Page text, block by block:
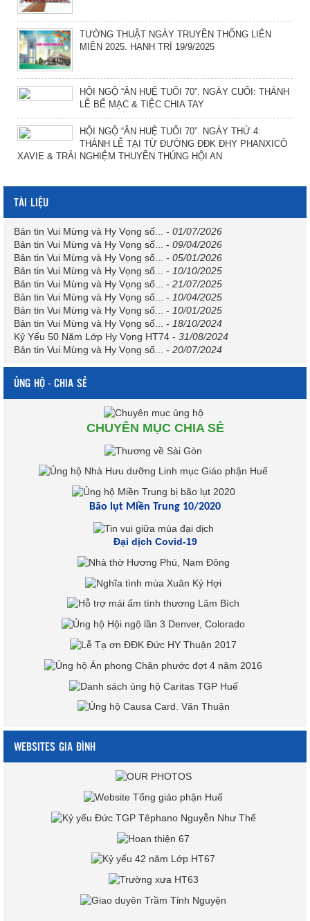
TƯỜNG THUẬT NGÀY TRUYỀN THỐNG LIÊN
MIỀN 2025. HẠNH TRÍ 19/9/2025
HỘI NGỘ “ÂN HUỆ TUỔI 70”. NGÀY CUỐI: THÁNH
LỄ BẾ MẠC & TIỆC CHIA TAY
HỘI NGỘ “ÂN HUỆ TUỔI 70”. NGÀY THỨ 4:
THÁNH LỄ TẠI TỪ ĐƯỜNG ĐĐK ĐHY PHANXICÔ
XAVIE & TRẢI NGHIỆM THUYỀN THÚNG HỘI AN
TÀI LIỆU
Bản tin Vui Mừng và Hy Vọng số... - 01/07/2026
Bản tin Vui Mừng và Hy Vọng số...
- 09/04/2026
Bản tin Vui Mừng và Hy Vọng số...
- 05/01/2026
Bản tin Vui Mừng và Hy Vọng số...
- 10/10/2025
Bản tin Vui Mừng và Hy Vọng số...
- 21/07/2025
Bản tin Vui Mừng và Hy Vọng số...
- 10/04/2025
Bản tin Vui Mừng và Hy Vọng số...
- 10/01/2025
Bản tin Vui Mừng và Hy Vọng số...
- 18/10/2024
Kỷ Yếu 50 Năm Lớp Hy Vọng HT74 - 31/08/2024
Bản tin Vui Mừng và Hy Vọng số...
- 20/07/2024
ỦNG HỘ - CHIA SẺ
CHUYÊN MỤC CHIA SẺ
Bão lụt Miền Trung 10/2020
Đại dịch Covid-19
WEBSITES GIA ĐÌNH